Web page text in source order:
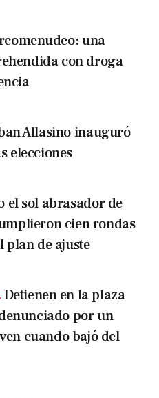
una
con droga
Allasino inauguró
elecciones
el sol abrasador de
cien rondas
plan de ajuste
Detienen en la plaza
por un
cuando bajó del